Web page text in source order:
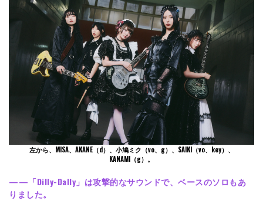
左から、MISA、AKANE（d）、小鳩ミク（vo、g）、SAIKI（vo、key）、
KANAMI（g）。
——「Dilly-Dally」は攻撃的なサウンドで、ベースのソロもあ
りました。